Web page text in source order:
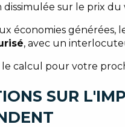
dissimulée sur le prix
économies générées,
, avec un
le calcul pour votre
SUR